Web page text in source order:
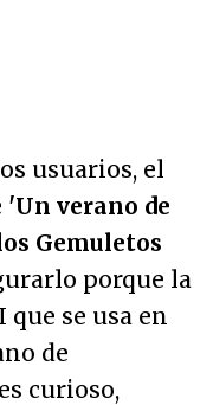
usuarios, el
'Un verano de
Gemuletos
porque la
que se usa en
de
curioso,